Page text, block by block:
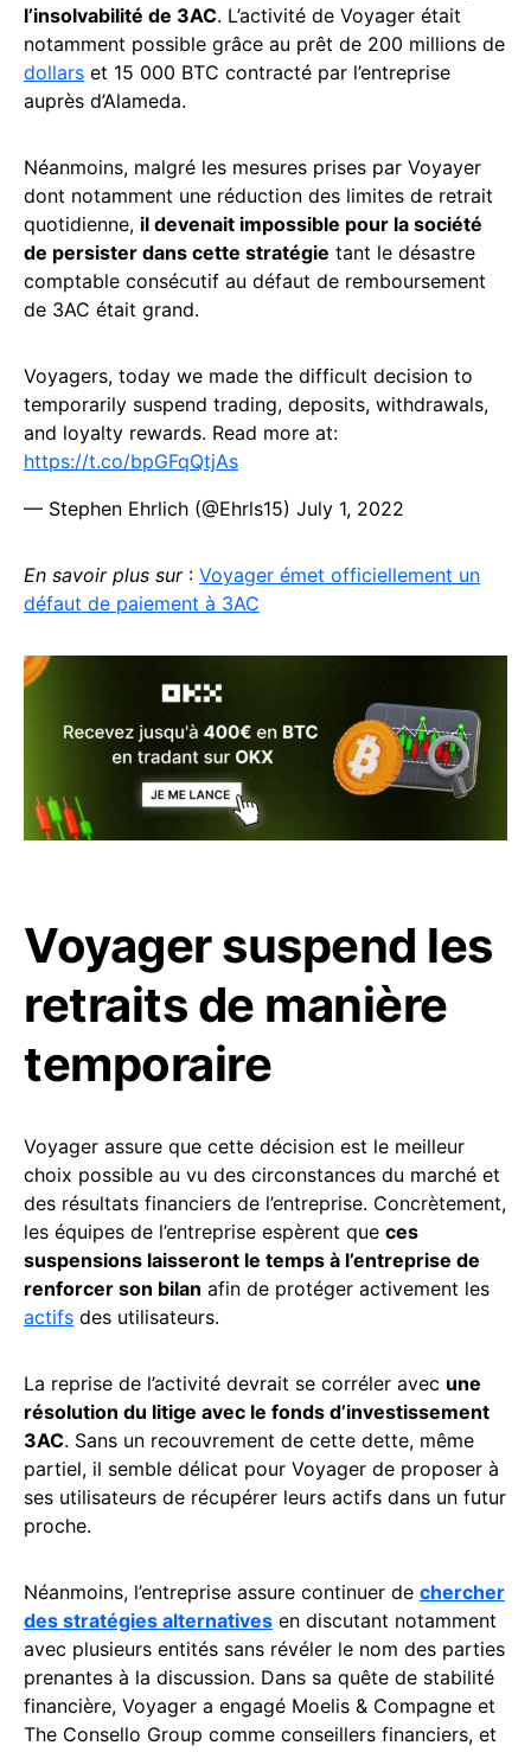
l’insolvabilité de 3AC. L’activité de Voyager était
notamment possible grâce au prêt de 200 millions de
dollars et 15 000 BTC contracté par l’entreprise
auprès d’Alameda.
Néanmoins, malgré les mesures prises par Voyayer
dont notamment une réduction des limites de retrait
quotidienne, il devenait impossible pour la société
de persister dans cette stratégie tant le désastre
comptable consécutif au défaut de remboursement
de 3AC était grand.
Voyagers, today we made the difficult decision to
temporarily suspend trading, deposits, withdrawals,
and loyalty rewards. Read more at:
https://t.co/bpGFqQtjAs
— Stephen Ehrlich (@Ehrls15) July 1, 2022
En savoir plus sur: Voyager émet officiellement un
défaut de paiement à 3AC
Voyager suspend les
retraits de manière
temporaire
Voyager assure que cette décision est le meilleur
choix possible au vu des circonstances du marché et
des résultats financiers de l’entreprise. Concrètement,
les équipes de l’entreprise espèrent que ces
suspensions laisseront le temps à l’entreprise de
renforcer son bilan afin de protéger activement les
actifs des utilisateurs.
La reprise de l’activité devrait se corréler avec une
résolution du litige avec le fonds d’investissement
3AC. Sans un recouvrement de cette dette, même
partiel, il semble délicat pour Voyager de proposer à
ses utilisateurs de récupérer leurs actifs dans un futur
proche.
Néanmoins, l’entreprise assure continuer de chercher
des stratégies alternatives en discutant notamment
avec plusieurs entités sans révéler le nom des parties
prenantes à la discussion. Dans sa quête de stabilité
financière, Voyager a engagé Moelis & Compagne et
The Consello Group comme conseillers financiers, et